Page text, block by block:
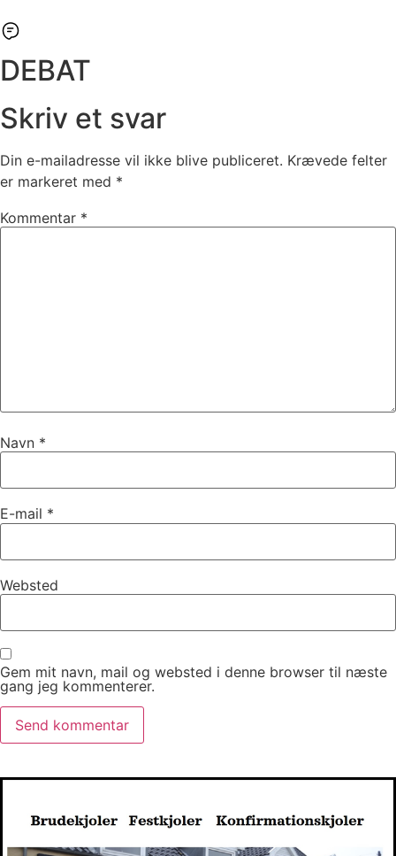
DEBAT
Skriv et svar
Din e-mailadresse vil ikke blive publiceret. Krævede felter
er markeret med *
Kommentar *
Navn *
E-mail *
Websted
Gem mit navn, mail og websted i denne browser til næste
gang jeg kommenterer.